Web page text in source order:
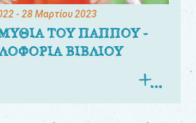
- 28 Μαρτίου 2023
ΤΟΥ ΠΑΠΠΟΥ -
ΒΙΒΛΙΟΥ